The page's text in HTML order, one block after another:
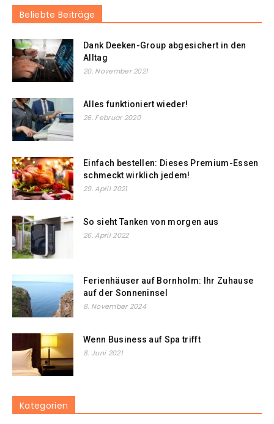
Beliebte Beiträge
Dank Deeken-Group abgesichert in den
Alltag
20. November 2021
Alles funktioniert wieder!
26. Februar 2020
Einfach bestellen: Dieses Premium-Essen
schmeckt wirklich jedem!
29. April 2021
So sieht Tanken von morgen aus
26. April 2022
Ferienhäuser auf Bornholm: Ihr Zuhause
auf der Sonneninsel
8. November 2024
Wenn Business auf Spa trifft
8. Juni 2021
Kategorien